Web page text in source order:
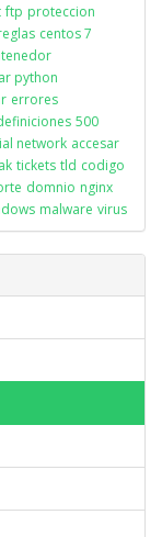
ftp proteccion
centos 7
python
errores
500
network accesar
tickets tld codigo
domnio nginx
malware virus